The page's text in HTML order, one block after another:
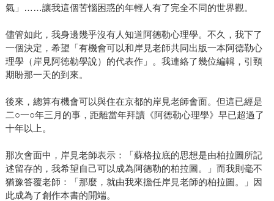
氣」……讓我這個苦惱困惑的年輕人有了完全不同的世界觀。
儘管如此，我身邊幾乎沒有人知道阿德勒心理學。不久，我下了
一個決定，希望「有機會可以和岸見老師共同出版一本阿德勒心
理學（岸見阿徳勒學說）的代表作」。我連絡了幾位編輯，引頸
期盼那一天的到來。
後來，總算有機會可以與住在京都的岸見老師會面。但這已經是
二○一○年三月的事，距離當年拜讀《阿德勒心理學》早已超過了
十年以上。
那次會面中，岸見老師表示：「蘇格拉底的思想是由柏拉圖所記
述留存的，我希望自己可以成為阿德勒的柏拉圖。」而我則毫不
猶豫答覆老師：「那麼，就由我來擔任岸見老師的柏拉圖。」因
此成為了創作本書的開端。